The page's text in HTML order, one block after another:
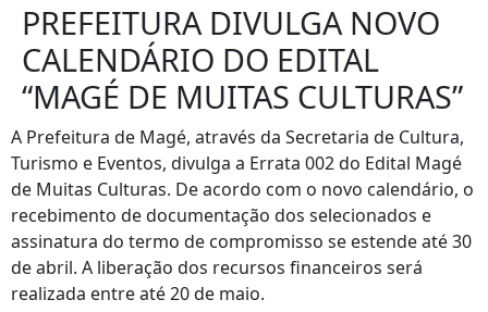
PREFEITURA DIVULGA NOVO
CALENDÁRIO DO EDITAL
“MAGÉ DE MUITAS CULTURAS”
A Prefeitura de Magé, através da Secretaria de Cultura,
Turismo e Eventos, divulga a Errata 002 do Edital Magé
de Muitas Culturas. De acordo com o novo calendário, o
recebimento de documentação dos selecionados e
assinatura do termo de compromisso se estende até 30
de abril. A liberação dos recursos financeiros será
realizada entre até 20 de maio.